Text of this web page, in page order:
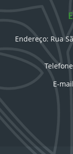
Endereço: Rua
E-